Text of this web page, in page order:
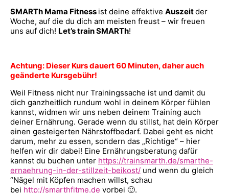
SMARTh Mama Fitness ist deine effektive Auszeitder
Woche, auf die du dich am meisten freust – wir freuen
uns auf dich! Let’s train SMARTh!
Achtung: Dieser Kurs dauert 60 Minuten, daher auch
geänderte Kursgebühr!
Weil Fitness nicht nur Trainingssache ist und damit du
dich ganzheitlich rundum wohl in deinem Körper fühlen
kannst, widmen wir uns neben deinem Training auch
deiner Ernährung. Gerade wenn du stillst, hat dein Körper
einen gesteigerten Nährstoffbedarf. Dabei geht es nicht
darum, mehr zu essen, sondern das „Richtige“ – hier
helfen wir dir dabei! Eine Ernährungsberatung dafür
kannst du buchen unter https://trainsmarth.de/smarthe-
ernaehrung-in-der-stillzeit-beikost/ und wenn du gleich
“Nägel mit Köpfen machen willst, schau
bei http://smarthfitme.de vorbei 🙂.